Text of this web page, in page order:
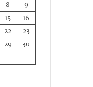
8
9
15
16
22
23
29
30